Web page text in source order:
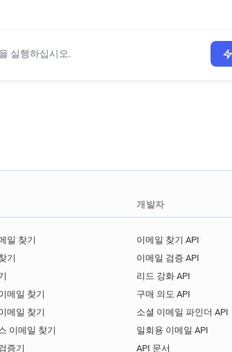
실행하십시오.
일 찾기
기
메일 찾기
메일 찾기
이메일 찾기
증기
개발자
이메일 찾기 API
이메일 검증 API
리드 강화 API
구매 의도 API
소셜 이메일 파인더 API
일회용 이메일 API
API 문서